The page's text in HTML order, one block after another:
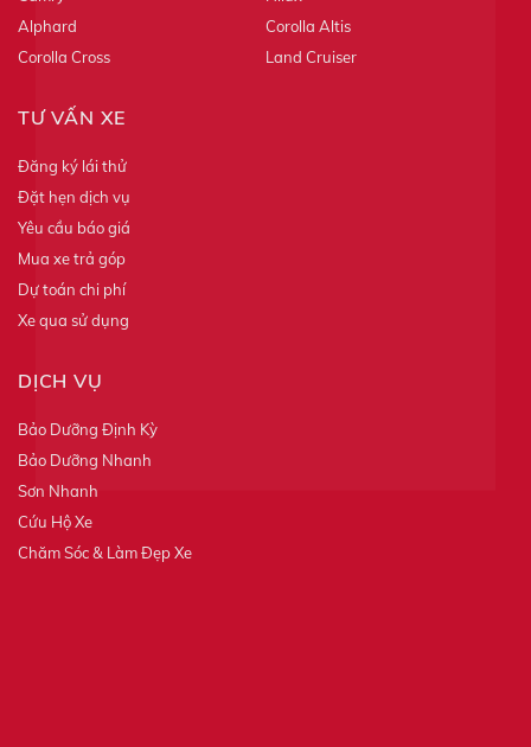
Alphard
Corolla Altis
Corolla Cross
Land Cruiser
TƯ VẤN XE
Đăng ký lái thử
Đặt hẹn dịch vụ
Yêu cầu báo giá
Mua xe trả góp
Dự toán chi phí
Xe qua sử dụng
DỊCH VỤ
Bảo Dưỡng Định Kỳ
Bảo Dưỡng Nhanh
Sơn Nhanh
Cứu Hộ Xe
Chăm Sóc & Làm Đẹp Xe